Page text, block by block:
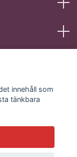
innehåll som
tänkbara